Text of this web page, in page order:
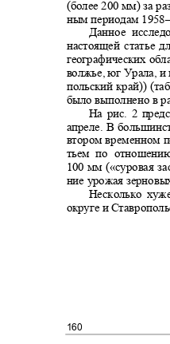
(более 200 мм) за
ным периодам
Данное
настоящей статье
географических
волжье, юг Урала,
польский край))
было выполнено
На рис. 2
апреле. В
втором временном
тьем по
100 мм («суровая
ние урожая
Несколько
округе и
160